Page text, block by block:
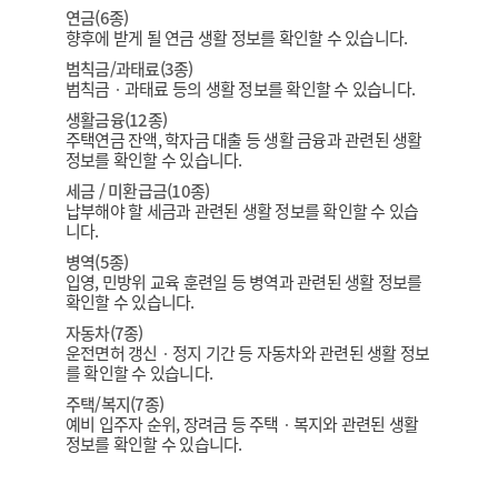
연금(6종)
향후에 받게 될 연금 생활 정보를 확인할 수 있습니다.
범칙금/과태료(3종)
범칙금ㆍ과태료 등의 생활 정보를 확인할 수 있습니다.
생활금융(12종)
주택연금 잔액, 학자금 대출 등 생활 금융과 관련된 생활
정보를 확인할 수 있습니다.
세금 / 미환급금(10종)
납부해야 할 세금과 관련된 생활 정보를 확인할 수 있습
니다.
병역(5종)
입영, 민방위 교육 훈련일 등 병역과 관련된 생활 정보를
확인할 수 있습니다.
자동차(7종)
운전면허 갱신ㆍ정지 기간 등 자동차와 관련된 생활 정보
를 확인할 수 있습니다.
주택/복지(7종)
예비 입주자 순위, 장려금 등 주택ㆍ복지와 관련된 생활
정보를 확인할 수 있습니다.